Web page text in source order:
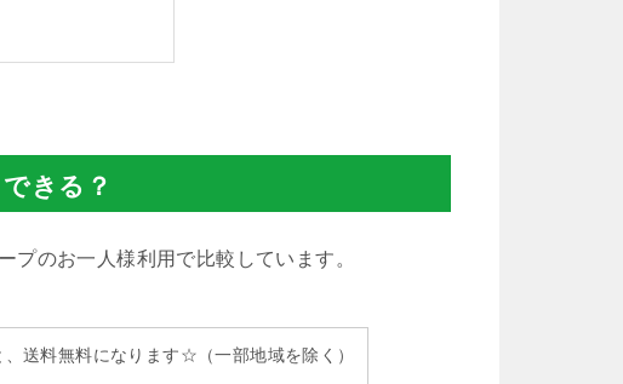
きる？
プのお一人様利用で比較しています。
送料無料になります☆（一部地域を除く）